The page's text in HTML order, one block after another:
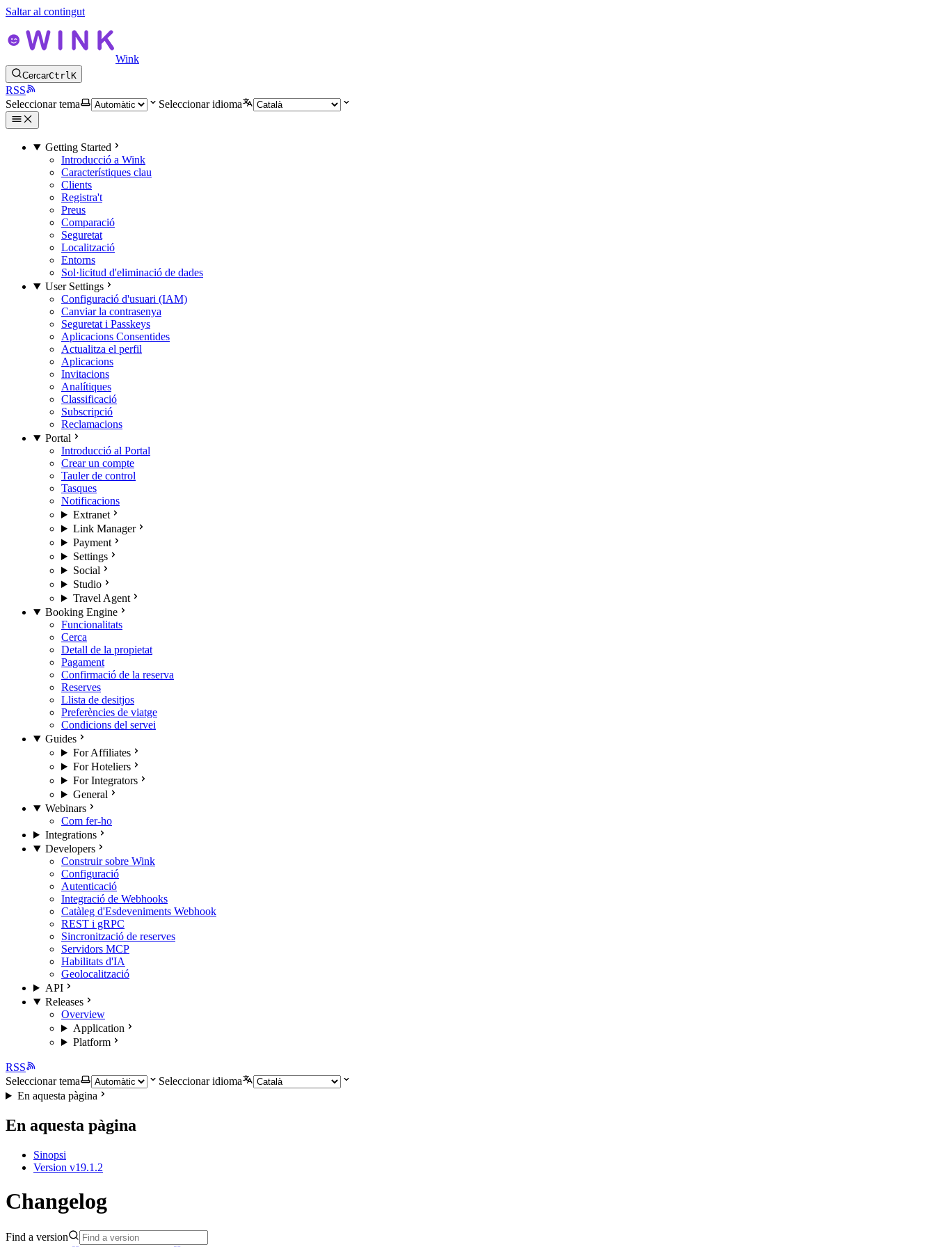
Saltar al contingut
Wink
CercarCtrlK
RSS
Seleccionar tema
Seleccionar idioma
Getting Started
Introducció a Wink
Característiques clau
Clients
Registra't
Preus
Comparació
Seguretat
Localització
Entorns
Sol·licitud d'eliminació de dades
User Settings
Configuració d'usuari (IAM)
Canviar la contrasenya
Seguretat i Passkeys
Aplicacions Consentides
Actualitza el perfil
Aplicacions
Invitacions
Analítiques
Classificació
Subscripció
Reclamacions
Portal
Introducció al Portal
Crear un compte
Tauler de control
Tasques
Notificacions
Extranet
Link Manager
Payment
Settings
Social
Studio
Travel Agent
Booking Engine
Funcionalitats
Cerca
Detall de la propietat
Pagament
Confirmació de la reserva
Reserves
Llista de desitjos
Preferències de viatge
Condicions del servei
Guides
For Affiliates
For Hoteliers
For Integrators
General
Webinars
Com fer-ho
Integrations
Developers
Construir sobre Wink
Configuració
Autenticació
Integració de Webhooks
Catàleg d'Esdeveniments Webhook
REST i gRPC
Sincronització de reserves
Servidors MCP
Habilitats d'IA
Geolocalització
API
Releases
Overview
Application
Platform
RSS
Seleccionar tema
Seleccionar idioma
En aquesta pàgina
En aquesta pàgina
Sinopsi
Version v19.1.2
Changelog
Find a version